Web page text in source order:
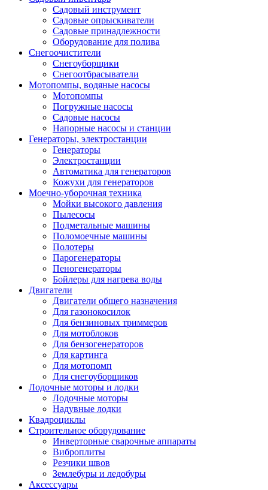
Садовый инструмент
Садовые опрыскиватели
Садовые принадлежности
Оборудование для полива
Снегоочистители
Снегоуборщики
Снегоотбрасыватели
Мотопомпы, водяные насосы
Мотопомпы
Погружные насосы
Садовые насосы
Напорные насосы и станции
Генераторы, электростанции
Генераторы
Электростанции
Автоматика для генераторов
Кожухи для генераторов
Моечно-уборочная техника
Мойки высокого давления
Пылесосы
Подметальные машины
Поломоечные машины
Полотеры
Парогенераторы
Пеногенераторы
Бойлеры для нагрева воды
Двигатели
Двигатели общего назначения
Для газонокосилок
Для бензиновых триммеров
Для мотоблоков
Для бензогенераторов
Для картинга
Для мотопомп
Для снегоуборщиков
Лодочные моторы и лодки
Лодочные моторы
Надувные лодки
Квадроциклы
Строительное оборудование
Инверторные сварочные аппараты
Виброплиты
Резчики швов
Землебуры и ледобуры
Аксессуары